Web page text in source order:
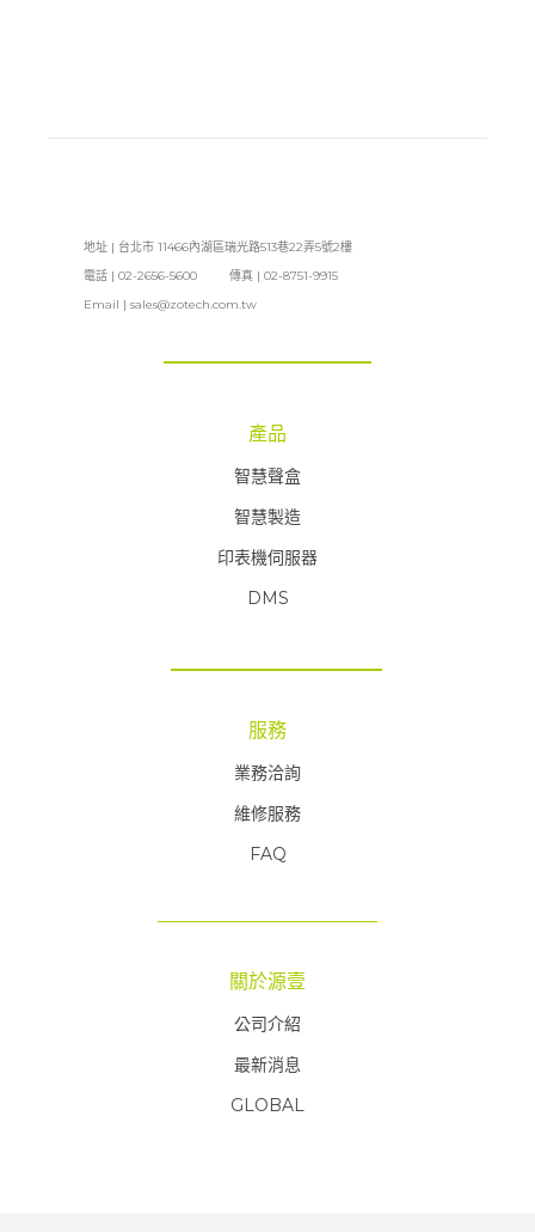
地址 | 台北市 11466內湖區瑞光路513巷22弄5號2樓
電話 | 02-2656-5600 傳真 | 02-8751-9915
Email | sales@zotech.com.tw
產品
智慧聲盒
智慧製造
印表機伺服器
DMS
服務
業務洽詢
維修服務
FAQ
關於源壹
公司介紹
最新消息
GLOBAL